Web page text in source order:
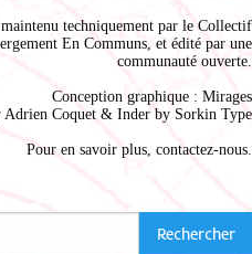
techniquement par le Collectif
En Communs , et édité par une
communauté ouverte.
Conception graphique : Mirages
Adrien Coquet & Inder by Sorkin Type
Pour en savoir plus, contactez-nous